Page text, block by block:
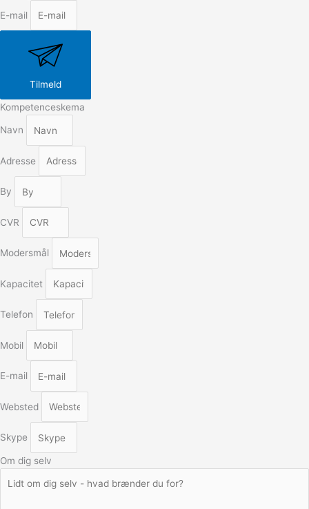
E-mail
Tilmeld
Kompetenceskema
Navn
Adresse
By
CVR
Modersmål
Kapacitet
Telefon
Mobil
E-mail
Websted
Skype
Om dig selv